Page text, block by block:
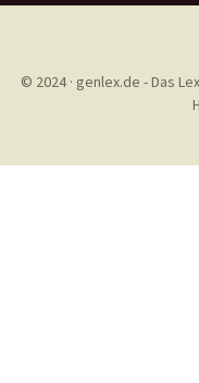
© 2024 · genlex.de - Das